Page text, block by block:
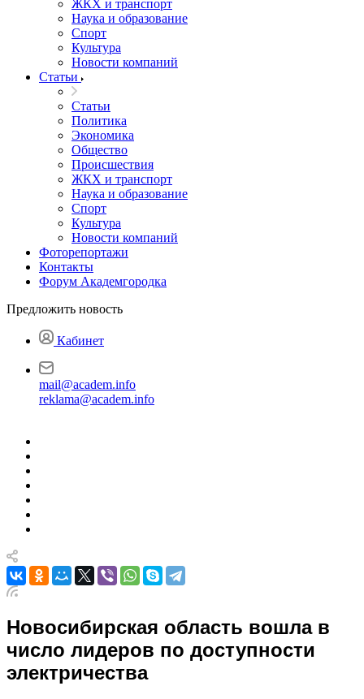
ЖКХ и транспорт
Наука и образование
Спорт
Культура
Новости компаний
Статьи
Статьи
Политика
Экономика
Общество
Происшествия
ЖКХ и транспорт
Наука и образование
Спорт
Культура
Новости компаний
Фоторепортажи
Контакты
Форум Академгородка
Предложить новость
Кабинет
mail@academ.info
reklama@academ.info
Новосибирская область вошла в
число лидеров по доступности
электричества